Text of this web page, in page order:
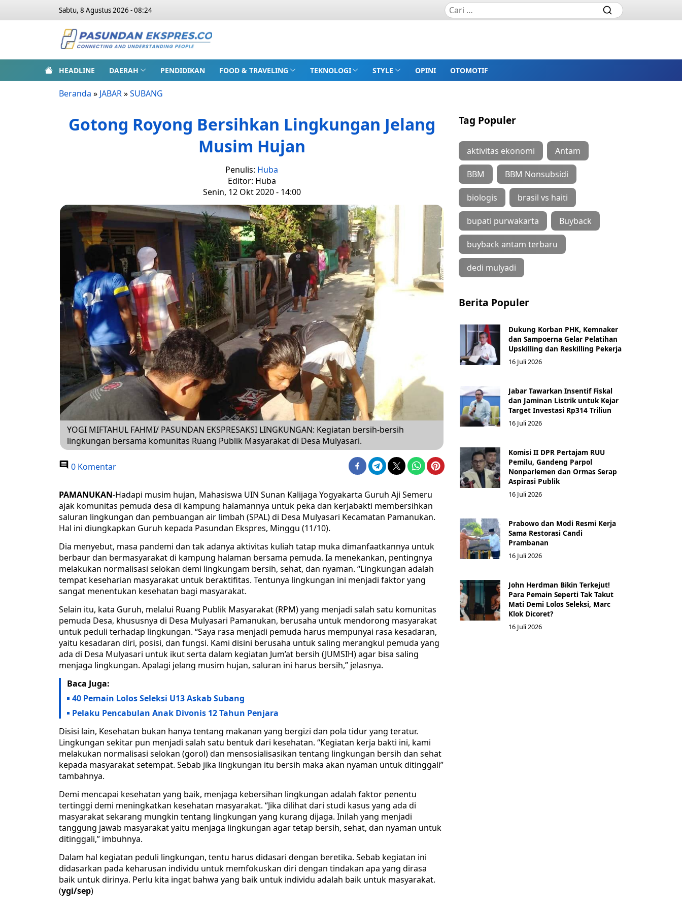
Sabtu, 8 Agustus 2026 - 08:24
HEADLINE DAERAH PENDIDIKAN FOOD & TRAVELING TEKNOLOGI STYLE OPINI OTOMOTIF
Beranda » JABAR»SUBANG
Gotong Royong Bersihkan Lingkungan Jelang
Musim Hujan
Penulis: Huba
Editor: Huba
Senin, 12 Okt 2020 - 14:00
YOGI MIFTAHUL FAHMI/ PASUNDAN EKSPRESAKSI LINGKUNGAN: Kegiatan bersih-bersih
lingkungan bersama komunitas Ruang Publik Masyarakat di Desa Mulyasari.
0 Komentar
PAMANUKAN-Hadapi musim hujan, Mahasiswa UIN Sunan Kalijaga Yogyakarta Guruh Aji Semeru
ajak komunitas pemuda desa di kampung halamannya untuk peka dan kerjabakti membersihkan
saluran lingkungan dan pembuangan air limbah (SPAL) di Desa Mulyasari Kecamatan Pamanukan.
Hal ini diungkapkan Guruh kepada Pasundan Ekspres, Minggu (11/10).
Dia menyebut, masa pandemi dan tak adanya aktivitas kuliah tatap muka dimanfaatkannya untuk
berbaur dan bermasyarakat di kampung halaman bersama pemuda. Ia menekankan, pentingnya
melakukan normalisasi selokan demi lingkungam bersih, sehat, dan nyaman. “Lingkungan adalah
tempat keseharian masyarakat untuk beraktifitas. Tentunya lingkungan ini menjadi faktor yang
sangat menentukan kesehatan bagi masyarakat.
Selain itu, kata Guruh, melalui Ruang Publik Masyarakat (RPM) yang menjadi salah satu komunitas
pemuda Desa, khususnya di Desa Mulyasari Pamanukan, berusaha untuk mendorong masyarakat
untuk peduli terhadap lingkungan. “Saya rasa menjadi pemuda harus mempunyai rasa kesadaran,
yaitu kesadaran diri, posisi, dan fungsi. Kami disini berusaha untuk saling merangkul pemuda yang
ada di Desa Mulyasari untuk ikut serta dalam kegiatan Jum’at bersih (JUMSIH) agar bisa saling
menjaga lingkungan. Apalagi jelang musim hujan, saluran ini harus bersih,” jelasnya.
Baca Juga:
40 Pemain Lolos Seleksi U13 Askab Subang
Pelaku Pencabulan Anak Divonis 12 Tahun Penjara
Disisi lain, Kesehatan bukan hanya tentang makanan yang bergizi dan pola tidur yang teratur.
Lingkungan sekitar pun menjadi salah satu bentuk dari kesehatan. “Kegiatan kerja bakti ini, kami
melakukan normalisasi selokan (gorol) dan mensosialisasikan tentang lingkungan bersih dan sehat
kepada masyarakat setempat. Sebab jika lingkungan itu bersih maka akan nyaman untuk ditinggali”
tambahnya.
Demi mencapai kesehatan yang baik, menjaga kebersihan lingkungan adalah faktor penentu
tertinggi demi meningkatkan kesehatan masyarakat. “Jika dilihat dari studi kasus yang ada di
masyarakat sekarang mungkin tentang lingkungan yang kurang dijaga. Inilah yang menjadi
tanggung jawab masyarakat yaitu menjaga lingkungan agar tetap bersih, sehat, dan nyaman untuk
ditinggali,” imbuhnya.
Dalam hal kegiatan peduli lingkungan, tentu harus didasari dengan beretika. Sebab kegiatan ini
didasarkan pada keharusan individu untuk memfokuskan diri dengan tindakan apa yang dirasa
baik untuk dirinya. Perlu kita ingat bahwa yang baik untuk individu adalah baik untuk masyarakat.
(ygi/sep)
Tag Populer
aktivitas ekonomi Antam
BBM BBM Nonsubsidi
biologis brasil vs haiti
bupati purwakarta Buyback
buyback antam terbaru
dedi mulyadi
Berita Populer
Dukung Korban PHK, Kemnaker
dan Sampoerna Gelar Pelatihan
Upskilling dan Reskilling Pekerja
16 Juli 2026
Jabar Tawarkan Insentif Fiskal
dan Jaminan Listrik untuk Kejar
Target Investasi Rp314 Triliun
16 Juli 2026
Komisi II DPR Pertajam RUU
Pemilu, Gandeng Parpol
Nonparlemen dan Ormas Serap
Aspirasi Publik
16 Juli 2026
Prabowo dan Modi Resmi Kerja
Sama Restorasi Candi
Prambanan
16 Juli 2026
John Herdman Bikin Terkejut!
Para Pemain Seperti Tak Takut
Mati Demi Lolos Seleksi, Marc
Klok Dicoret?
16 Juli 2026